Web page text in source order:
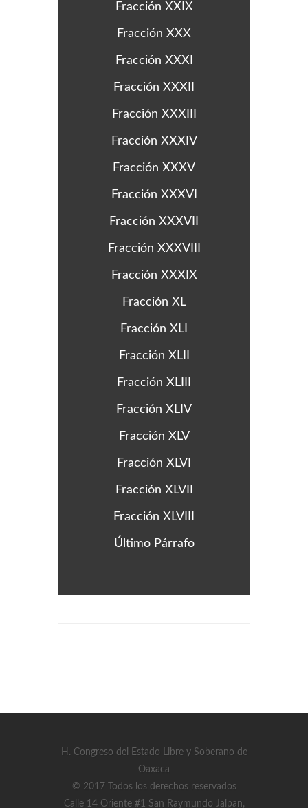
Fracción XXIX
Fracción XXX
Fracción XXXI
Fracción XXXII
Fracción XXXIII
Fracción XXXIV
Fracción XXXV
Fracción XXXVI
Fracción XXXVII
Fracción XXXVIII
Fracción XXXIX
Fracción XL
Fracción XLI
Fracción XLII
Fracción XLIII
Fracción XLIV
Fracción XLV
Fracción XLVI
Fracción XLVII
Fracción XLVIII
Último Párrafo
H. Congreso del Estado Libre y Soberano de
Oaxaca
© 2017 Todos los derechos reservados
Calle 14 Oriente #1 San Raymundo Jalpan,